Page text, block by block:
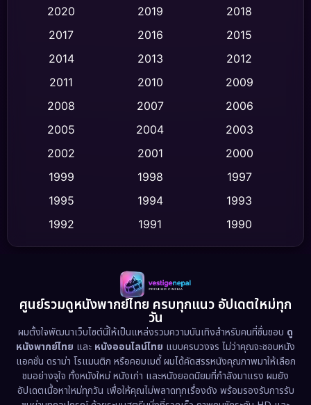
Classic หนังคลาสสิก (47)
Comedy ตลก (436)
Crime อาชญากรรม (513)
Cult Film
Dance เต้น (10)
Detective สืบสวน (59)
Disaster (13)
Disney+ (5)
Documentary สารคดี (93)
Drama ดราม่า (1,460)
2020
2019
2018
2017
2016
2015
2014
2013
2012
2011
2010
2009
2008
2007
2006
2005
2004
2003
2002
2001
2000
1999
1998
1997
1995
1994
1993
1992
1991
1990
1989
1988
1986
1983
1978
1962
ศูนย์รวมดูหนังพากย์ไทย ครบทุกแนว อัปเดตใหม่ทุก
วัน
ผมตั้งใจพัฒนาเว็บไซต์นี้ให้เป็นแหล่งรวมความบันเทิงสำหรับคนที่ชื่นชอบ ดู
หนังพากย์ไทย และ หนังออนไลน์ไทย แบบครบวงจร ไม่ว่าคุณจะชอบหนัง
แอคชั่น ดราม่า โรแมนติก หรือคอมเมดี้ ผมได้คัดสรรหนังคุณภาพมาให้เลือก
ชมอย่างจุใจ ทั้งหนังใหม่ หนังเก่า และหนังยอดนิยมที่กำลังมาแรง ผมยัง
อัปเดตเนื้อหาใหม่ทุกวัน เพื่อให้คุณไม่พลาดทุกเรื่องดัง พร้อมรองรับการรับ